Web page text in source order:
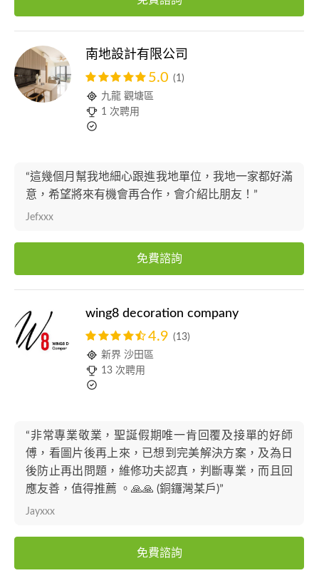
南地設計有限公司
5.0 (1)
九龍 觀塘區
1 次聘用
“這幾個月幫我地細心跟進我地單位，我地一家都好滿
意，希望將來有機會再合作，會介紹比朋友！”
Jefxxx
免費諮詢
wing8 decoration company
4.9 (13)
新界 沙田區
13 次聘用
“非常專業敬業，聖誕假期唯一肯回覆及接單的好師
傅，看圖片後再上來，已想到完美解決方案，及為日
後防止再出問題，維修功夫認真，判斷專業，而且回
應友善，值得推薦 。🙏🙏 (銅鑼灣某戶)”
Jayxxx
免費諮詢